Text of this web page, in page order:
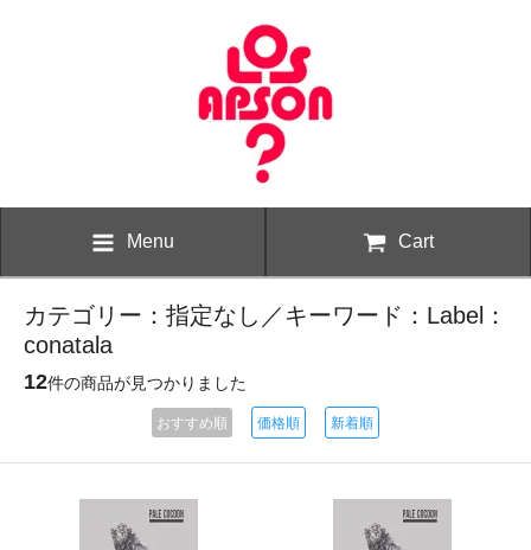
Menu Cart
カテゴリー：指定なし／キーワード：Label：
conatala
12件の商品が見つかりました
おすすめ順 価格順 新着順